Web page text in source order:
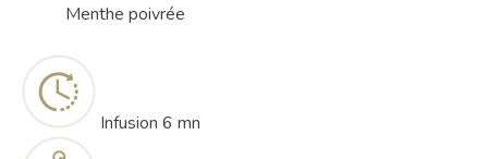
Menthe poivrée
Infusion 6 mn